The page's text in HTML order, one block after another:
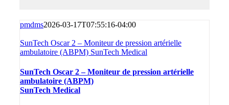
pmdms2026-03-17T07:55:16-04:00
SunTech Oscar 2 – Moniteur de pression artérielle
ambulatoire (ABPM) SunTech Medical
SunTech Oscar 2 – Moniteur de pression artérielle
ambulatoire (ABPM)
SunTech Medical